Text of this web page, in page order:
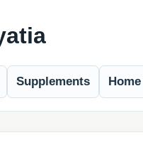
Supplements